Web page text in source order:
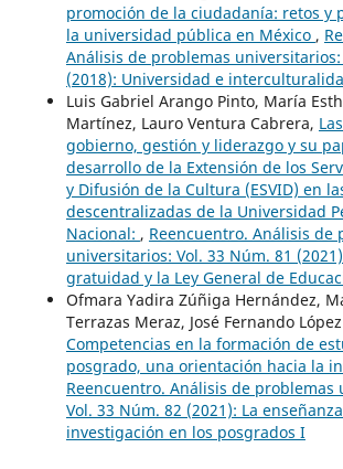
promoción de la ciudadanía: retos y
la universidad pública en México ,
Análisis de problemas universitarios:
(2018): Universidad e
Luis Gabriel Arango Pinto, María
Martínez, Lauro Ventura Cabrera,
gobierno, gestión y liderazgo y su
desarrollo de la Extensión de los
y Difusión de la Cultura (ESVID) en
descentralizadas de la Universidad
Nacional: , Reencuentro. Análisis de
universitarios: Vol. 33 Núm. 81
gratuidad y la Ley General de
Ofmara Yadira Zúñiga Hernández,
Terrazas Meraz, José Fernando
Competencias en la formación de
posgrado, una orientación hacia la
Reencuentro. Análisis de problemas
Vol. 33 Núm. 82 (2021): La
investigación en los posgrados I